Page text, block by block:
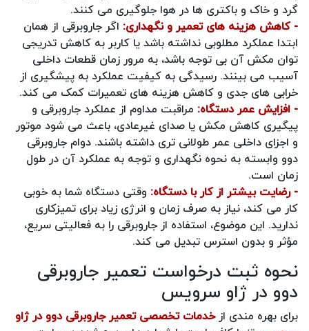
گرد و خاک و باکتری‌ ها در هوا جلوگیری می‌ کنند.
- کاهش هزینه‌ های تعمیر و نگهداری: اگر جاروبرقی از همان
ابتدا عملکرد مطلوبی نداشته باشد یا کاربر به کاهش تدریجی
توان مکش آن بی‌ توجه باشد، به مرور زمان قطعات داخلی
آسیب می‌ بینند. رسیدگی به کیفیت عملکرد به پیشگیری از
خرابی‌ های جدی و کاهش هزینه‌ های تعمیرات کمک می‌ کند.
- افزایش عمر دستگاه: مراقبت مداوم از عملکرد جاروبرقی و
پیگیری کاهش مکش یا صدای غیرعادی، باعث می‌ شود موتور
و اجزای داخلی عمر طولانی‌ تری داشته باشند. دوام جاروبرقی
دوو وابسته به نحوه نگهداری و توجه به عملکرد آن در طول
زمان است.
- رضایت بیشتر از کار با دستگاه: وقتی دستگاه شما به خوبی
کار می‌ کند، نیاز به صرف زمان و انرژی زیاد برای تمیزکاری
ندارید. این موضوع، استفاده از جاروبرقی را به فعالیتی سریع،
مؤثر و بدون استرس تبدیل می‌ کند.
نحوه ثبت درخواست تعمیر جاروبرقی
دوو در ژاو سرویس
برای بهره‌ مندی ازخدمات تخصصی تعمیر جاروبرقی دوو در ژاو